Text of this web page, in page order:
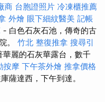
商 台胞證照片 冷凍櫃推薦
外燴 眼下細紋醫美 記帳
- 白色石灰石池，傳奇的古
。 竹北 整復推拿 搜尋引
華麗的石灰華露台，數千
按摩 下午茶外燴 推拿價格
薩達西，下午到達。